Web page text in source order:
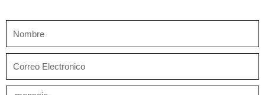
cantidad
Mensaje